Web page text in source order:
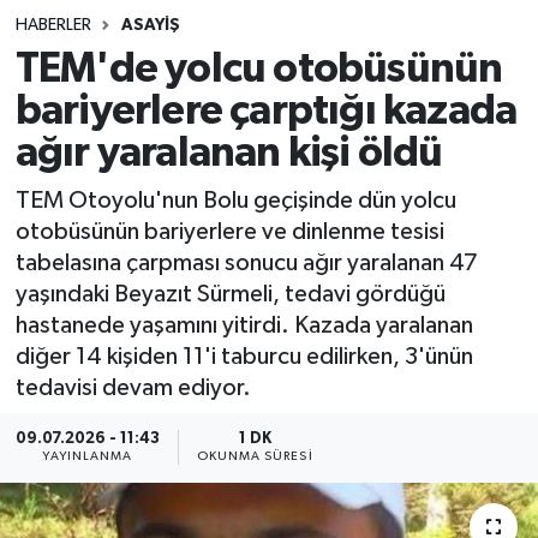
HABERLER ASAYIŞ
TEM'de yolcu otobüsünün
bariyerlere çarptığı kazada
ağır yaralanan kişi öldü
TEM Otoyolu'nun Bolu geçişinde dün yolcu
otobüsünün bariyerlere ve dinlenme tesisi
tabelasına çarpması sonucu ağır yaralanan 47
yaşındaki Beyazıt Sürmeli, tedavi gördüğü
hastanede yaşamını yitirdi. Kazada yaralanan
diğer 14 kişiden 11'i taburcu edilirken, 3'ünün
tedavisi devam ediyor.
09.07.2026 - 11:43
YAYINLANMA
1 DK
OKUNMA SÜRESI
Spor
Teknoloji
Yaşam